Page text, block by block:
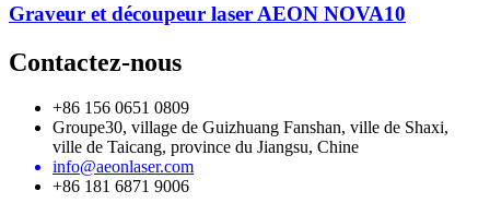
Graveur et découpeur laser AEON NOVA10
Contactez-nous
+86 156 0651 0809
Groupe30, village de Guizhuang Fanshan, ville de Shaxi,
ville de Taicang, province du Jiangsu, Chine
info@aeonlaser.com
+86 181 6871 9006